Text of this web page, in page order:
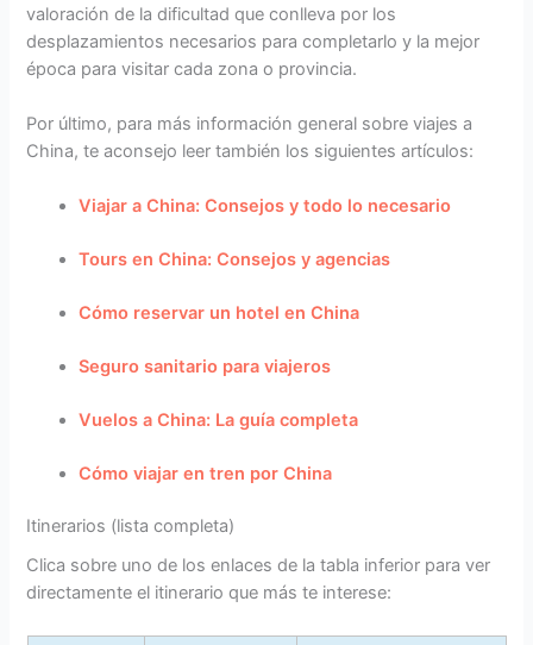
valoración de la dificultad que conlleva por los
desplazamientos necesarios para completarlo y la mejor
época para visitar cada zona o provincia.
Por último, para más información general sobre viajes a
China, te aconsejo leer también los siguientes artículos:
Viajar a China: Consejos y todo lo necesario
Tours en China: Consejos y agencias
Cómo reservar un hotel en China
Seguro sanitario para viajeros
Vuelos a China: La guía completa
Cómo viajar en tren por China
Itinerarios (lista completa)
Clica sobre uno de los enlaces de la tabla inferior para ver
directamente el itinerario que más te interese: